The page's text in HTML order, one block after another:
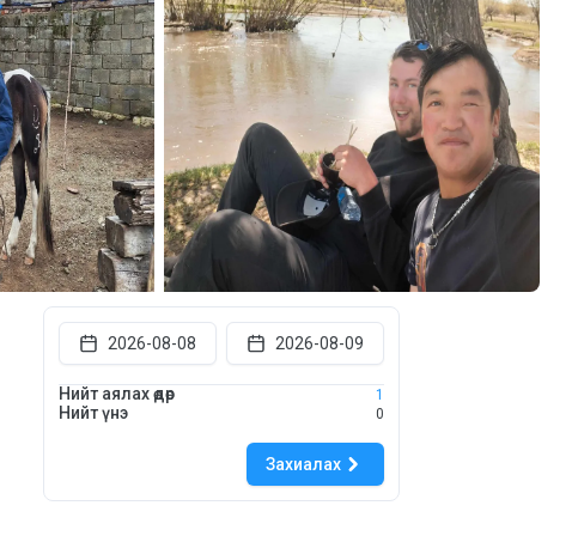
2026-08-08 2026-08-09
Нийт аялах өдөр 1
Нийт үнэ 0
Захиалах